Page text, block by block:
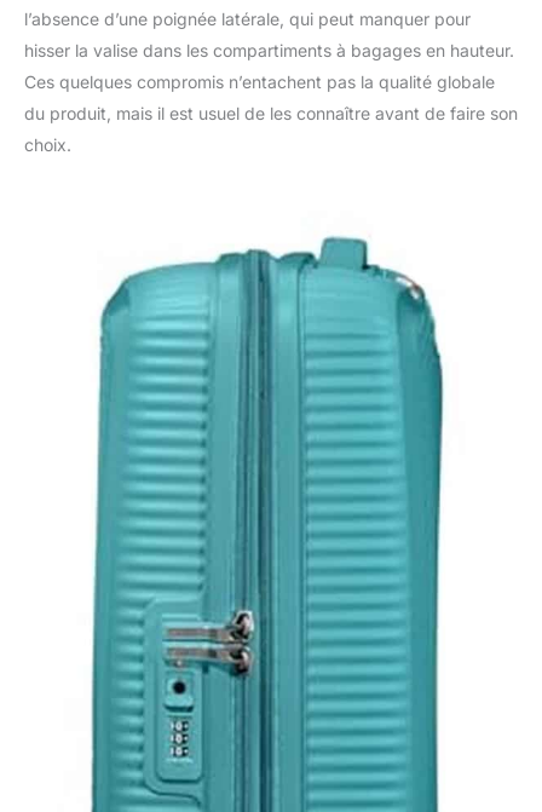
l’absence d’une poignée latérale, qui peut manquer pour
hisser la valise dans les compartiments à bagages en hauteur.
Ces quelques compromis n’entachent pas la qualité globale
du produit, mais il est usuel de les connaître avant de faire son
choix.